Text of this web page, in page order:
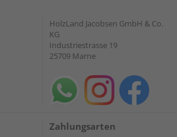
HolzLand Jacobsen GmbH & Co.
KG
Industriestrasse 19
25709 Marne
Zahlungsarten